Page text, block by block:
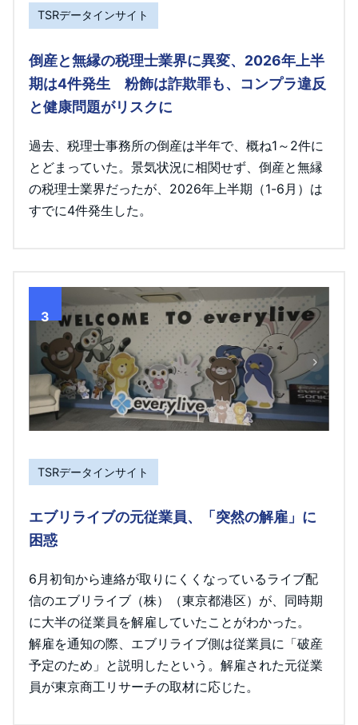
TSRデータインサイト
倒産と無縁の税理士業界に異変、2026年上半
期は4件発生 粉飾は詐欺罪も、コンプラ違反
と健康問題がリスクに
過去、税理士事務所の倒産は半年で、概ね1～2件に
とどまっていた。景気状況に相関せず、倒産と無縁
の税理士業界だったが、2026年上半期（1-6月）は
すでに4件発生した。
3
TSRデータインサイト
エブリライブの元従業員、「突然の解雇」に
困惑
6月初旬から連絡が取りにくくなっているライブ配
信のエブリライブ（株）（東京都港区）が、同時期
に大半の従業員を解雇していたことがわかった。
解雇を通知の際、エブリライブ側は従業員に「破産
予定のため」と説明したという。解雇された元従業
員が東京商工リサーチの取材に応じた。